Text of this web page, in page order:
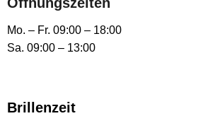
Mo. – Fr. 09:00 – 18:00
Sa. 09:00 – 13:00
Brillenzeit